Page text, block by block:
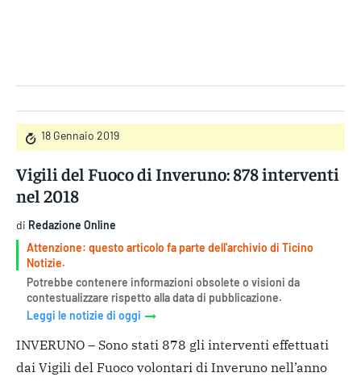
18 Gennaio 2019
Vigili del Fuoco di Inveruno: 878 interventi
nel 2018
di Redazione Online
Attenzione: questo articolo fa parte dell'archivio di Ticino
Notizie.
Potrebbe contenere informazioni obsolete o visioni da
contestualizzare rispetto alla data di pubblicazione.
Leggi le notizie di oggi
INVERUNO – Sono stati 878 gli interventi effettuati
dai Vigili del Fuoco volontari di Inveruno nell’anno